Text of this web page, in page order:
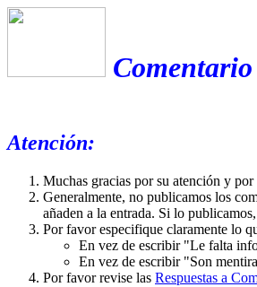
Atención:
Muchas gracias por su atención y
Generalmente, no publicamos los
añaden a la entrada. Si lo
Por favor especifique claramente lo
En vez de escribir "Le falta
En vez de escribir "Son
Por favor revise las Respuestas a